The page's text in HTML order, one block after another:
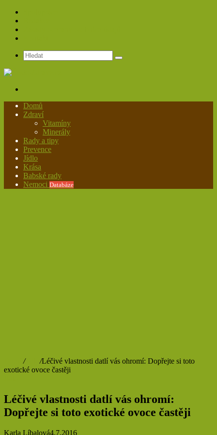
Hledat
Domů
Zdraví
Vitamíny
Minerály
Rady a tipy
Prevence
Jídlo
Krása
Babské rady
Nemoci Databáze
/Jídlo /Léčivé vlastnosti datlí vás ohromí: Dopřejte si toto
exotické ovoce častěji
Léčivé vlastnosti datlí vás ohromí:
Dopřejte si toto exotické ovoce častěji
Karla Líbalová4.7.2016